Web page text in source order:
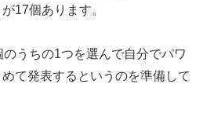
17個あります。
うちの1つを選んで自分でパワ
て発表するというのを準備して